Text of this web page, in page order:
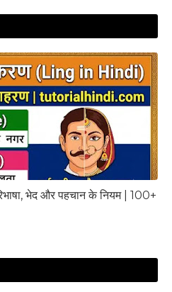
भेद और पहचान के नियम | 100+